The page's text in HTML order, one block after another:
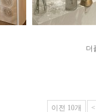
더
이전 10개 <